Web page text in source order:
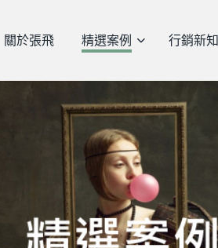
關於張飛 精選案例 行銷新知